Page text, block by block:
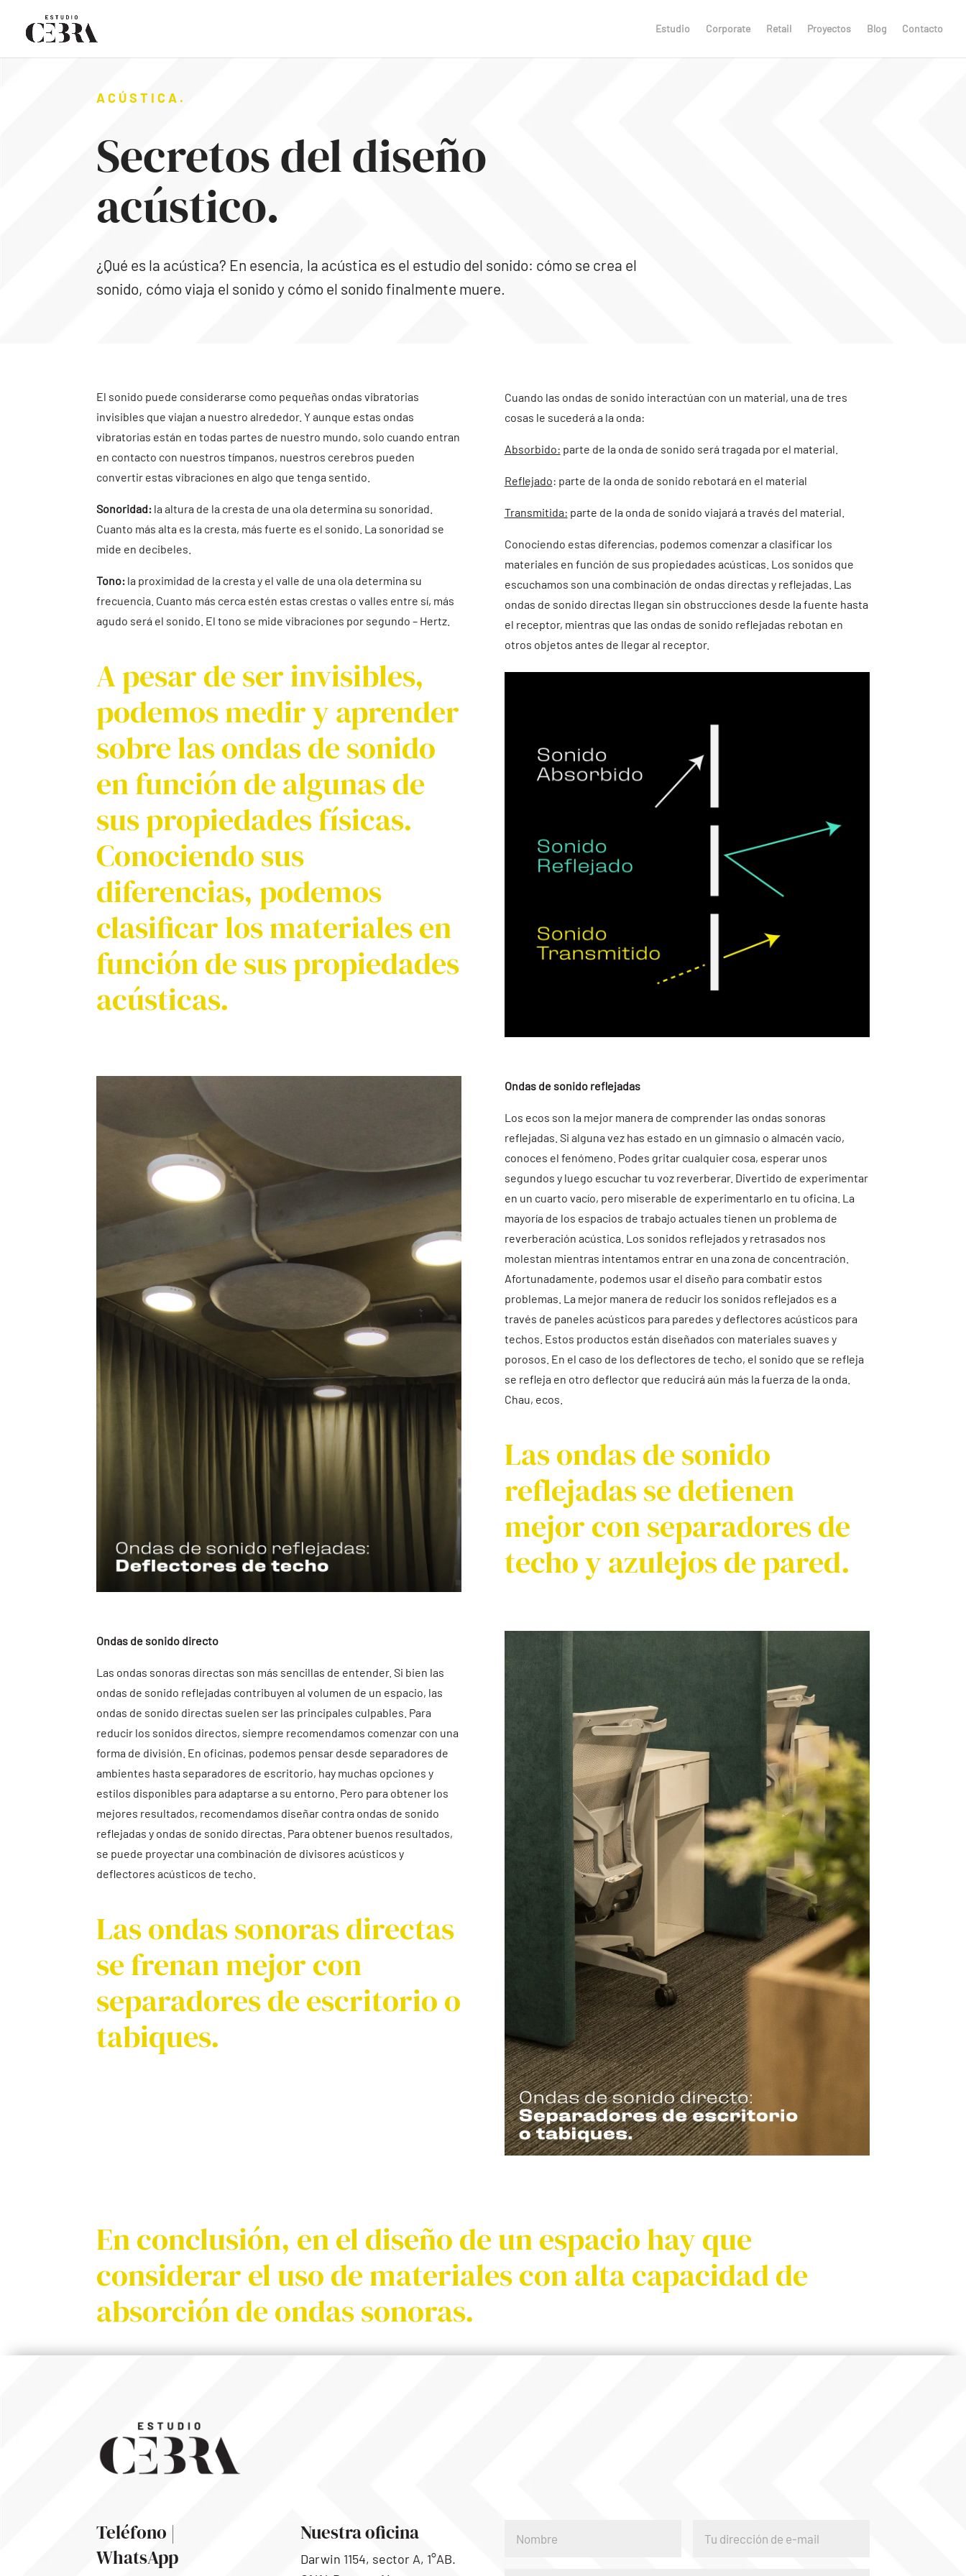
Estudio Corporate Retail Proyectos Blog Contacto
ACÚSTICA.
Secretos del diseño
acústico.
¿Qué es la acústica? En esencia, la acústica es el estudio del sonido: cómo se crea el
sonido, cómo viaja el sonido y cómo el sonido finalmente muere.
El sonido puede considerarse como pequeñas ondas vibratorias
invisibles que viajan a nuestro alrededor. Y aunque estas ondas
vibratorias están en todas partes de nuestro mundo, solo cuando entran
en contacto con nuestros tímpanos, nuestros cerebros pueden
convertir estas vibraciones en algo que tenga sentido.
Sonoridad: la altura de la cresta de una ola determina su sonoridad.
Cuanto más alta es la cresta, más fuerte es el sonido. La sonoridad se
mide en decibeles.
Tono: la proximidad de la cresta y el valle de una ola determina su
frecuencia. Cuanto más cerca estén estas crestas o valles entre sí, más
agudo será el sonido. El tono se mide vibraciones por segundo – Hertz.
A pesar de ser invisibles,
podemos medir y aprender
sobre las ondas de sonido
en función de algunas de
sus propiedades físicas.
Conociendo sus
diferencias, podemos
clasificar los materiales en
función de sus propiedades
acústicas.
Cuando las ondas de sonido interactúan con un material, una de tres
cosas le sucederá a la onda:
Absorbido: parte de la onda de sonido será tragada por el material.
Reflejado: parte de la onda de sonido rebotará en el material
Transmitida: parte de la onda de sonido viajará a través del material.
Conociendo estas diferencias, podemos comenzar a clasificar los
materiales en función de sus propiedades acústicas. Los sonidos que
escuchamos son una combinación de ondas directas y reflejadas. Las
ondas de sonido directas llegan sin obstrucciones desde la fuente hasta
el receptor, mientras que las ondas de sonido reflejadas rebotan en
otros objetos antes de llegar al receptor.
Ondas de sonido reflejadas
Los ecos son la mejor manera de comprender las ondas sonoras
reflejadas. Si alguna vez has estado en un gimnasio o almacén vacío,
conoces el fenómeno. Podes gritar cualquier cosa, esperar unos
segundos y luego escuchar tu voz reverberar. Divertido de experimentar
en un cuarto vacío, pero miserable de experimentarlo en tu oficina. La
mayoría de los espacios de trabajo actuales tienen un problema de
reverberación acústica. Los sonidos reflejados y retrasados nos
molestan mientras intentamos entrar en una zona de concentración.
Afortunadamente, podemos usar el diseño para combatir estos
problemas. La mejor manera de reducir los sonidos reflejados es a
través de paneles acústicos para paredes y deflectores acústicos para
techos. Estos productos están diseñados con materiales suaves y
porosos. En el caso de los deflectores de techo, el sonido que se refleja
se refleja en otro deflector que reducirá aún más la fuerza de la onda.
Chau, ecos.
Las ondas de sonido
reflejadas se detienen
mejor con separadores de
techo y azulejos de pared.
Ondas de sonido directo
Las ondas sonoras directas son más sencillas de entender. Si bien las
ondas de sonido reflejadas contribuyen al volumen de un espacio, las
ondas de sonido directas suelen ser las principales culpables. Para
reducir los sonidos directos, siempre recomendamos comenzar con una
forma de división. En oficinas, podemos pensar desde separadores de
ambientes hasta separadores de escritorio, hay muchas opciones y
estilos disponibles para adaptarse a su entorno. Pero para obtener los
mejores resultados, recomendamos diseñar contra ondas de sonido
reflejadas y ondas de sonido directas. Para obtener buenos resultados,
se puede proyectar una combinación de divisores acústicos y
deflectores acústicos de techo.
Las ondas sonoras directas
se frenan mejor con
separadores de escritorio o
tabiques.
En conclusión, en el diseño de un espacio hay que
considerar el uso de materiales con alta capacidad de
absorción de ondas sonoras.
Teléfono |
WhatsApp
Nuestra oficina
Darwin 1154, sector A, 1°AB.